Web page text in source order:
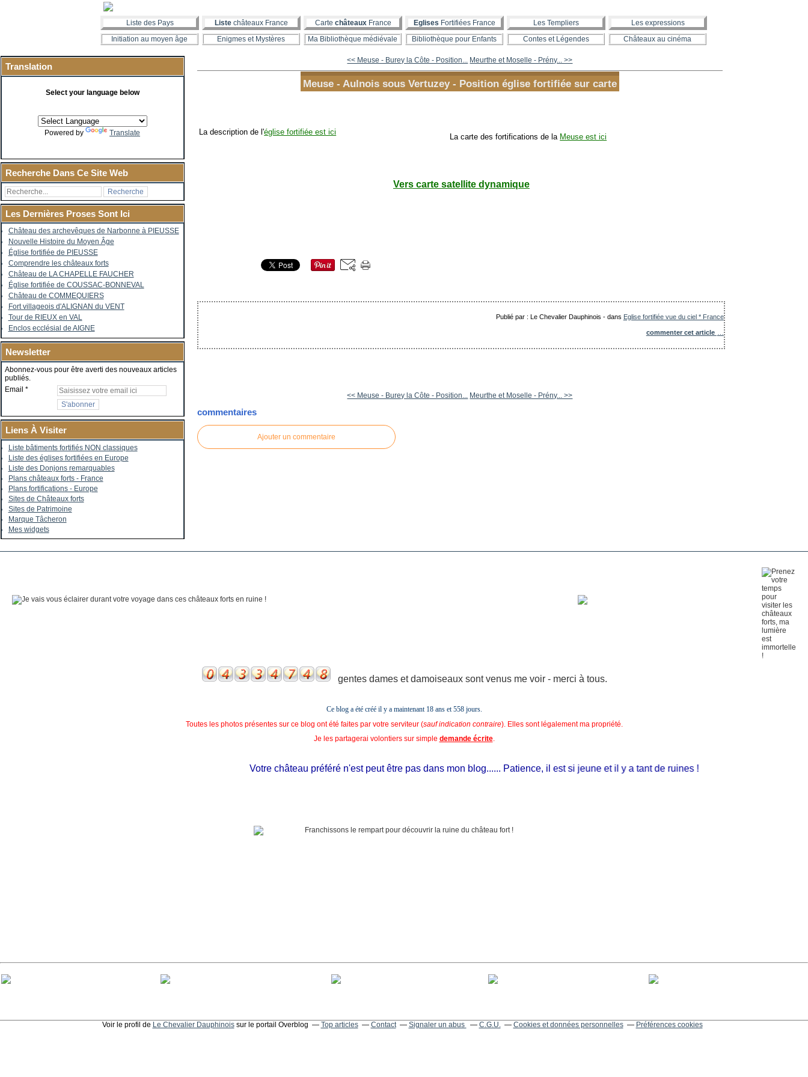
Liste des Pays Liste châteaux France Carte châteauxFrance Eglises Fortifiées France Les Templiers
Les expressions
Initiation au moyen âge
Enigmes et Mystères Ma Bibliothèque médiévale Bibliothèque pour Enfants Contes et Légendes Châteaux au cinéma
Translation
Select your language below
Powered by Translate
Recherche Dans Ce Site Web
Les Dernières Proses Sont Ici
Château des archevêques de Narbonne à PIEUSSE
Nouvelle Histoire du Moyen Âge
Église fortifiée de PIEUSSE
Comprendre les châteaux forts
Château de LA CHAPELLE FAUCHER
Église fortifiée de COUSSAC-BONNEVAL
Château de COMMEQUIERS
Fort villageois d'ALIGNAN du VENT
Tour de RIEUX en VAL
Enclos ecclésial de AIGNE
Newsletter
Abonnez-vous pour être averti des nouveaux articles
publiés.
Email
Liens À Visiter
Liste bâtiments fortifiés NON classiques
Liste des églises fortifiées en Europe
Liste des Donjons remarquables
Plans châteaux forts - France
Plans fortifications - Europe
Sites de Châteaux forts
Sites de Patrimoine
Marque Tâcheron
Mes widgets
<< Meuse - Burey la Côte - Position... Meurthe et Moselle - Prény... >>
Meuse - Aulnois sous Vertuzey - Position église fortifiée sur carte
La description de l'église fortifiée est ici
La carte des fortifications de la Meuse est ici
Vers carte satellite dynamique
Publié par : Le Chevalier Dauphinois -dans Eglise fortifiée vue du ciel * France
commenter cet article
<< Meuse - Burey la Côte - Position... Meurthe et Moselle - Prény... >>
commentaires
Ajouter un commentaire
gentes dames et damoiseaux sont venus me voir - merci à tous.
Ce blog a été créé il y a maintenant 18 ans et558 jours.
Toutes les photos présentes sur ce blog ont été faites par votre serviteur (sauf indication contraire). Elles sont légalement ma propriété.
Je les partagerai volontiers sur simple demande écrite.
Votre château préféré n'est peut être pas dans mon blog...... Patience, il est si jeune et il y a tant de ruines !
Voir le profil de Le Chevalier Dauphinoissur le portail Overblog Top articles Contact Signaler un abus C.G.U. Cookies et données personnelles Préférences cookies